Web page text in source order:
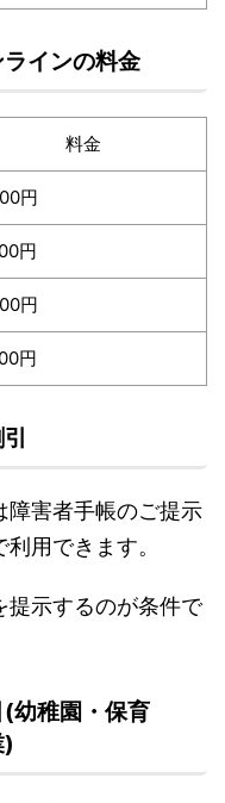
インの料金
料金
円
円
円
円
障害者手帳のご提示
用できます。
提示するのが条件で
幼稚園・保育
)